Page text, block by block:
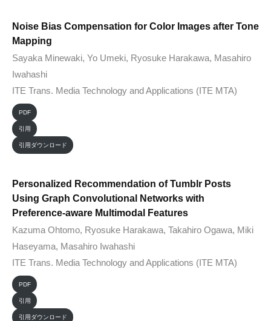
Noise Bias Compensation for Color Images after Tone
Mapping
Sayaka Minewaki, Yo Umeki, Ryosuke Harakawa, Masahiro
Iwahashi
ITE Trans. Media Technology and Applications (ITE MTA)
PDF
引用
引用ダウンロード
Personalized Recommendation of Tumblr Posts
Using Graph Convolutional Networks with
Preference-aware Multimodal Features
Kazuma Ohtomo, Ryosuke Harakawa, Takahiro Ogawa, Miki
Haseyama, Masahiro Iwahashi
ITE Trans. Media Technology and Applications (ITE MTA)
PDF
引用
引用ダウンロード